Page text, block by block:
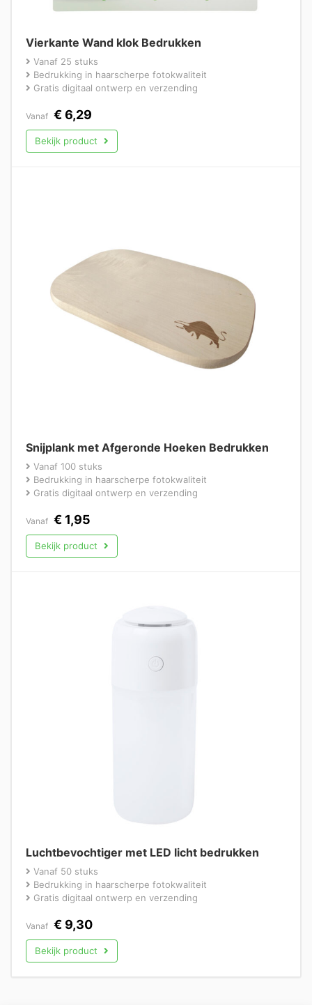
Vierkante Wand klok Bedrukken
Vanaf 25 stuks
Bedrukking in haarscherpe fotokwaliteit
Gratis digitaal ontwerp en verzending
Vanaf €6,29
Bekijk product
Snijplank met Afgeronde Hoeken Bedrukken
Vanaf 100 stuks
Bedrukking in haarscherpe fotokwaliteit
Gratis digitaal ontwerp en verzending
Vanaf € 1,95
Bekijk product
Luchtbevochtiger met LED licht bedrukken
Vanaf 50 stuks
Bedrukking in haarscherpe fotokwaliteit
Gratis digitaal ontwerp en verzending
Vanaf € 9,30
Bekijk product